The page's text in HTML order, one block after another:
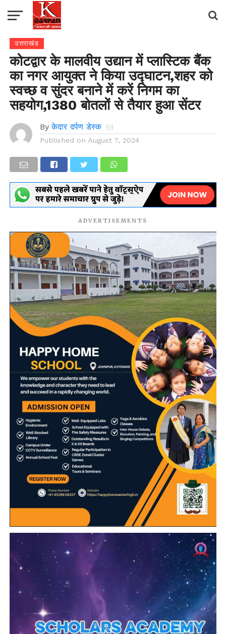
उत्तराखंड
कोटद्वार के मालवीय उद्यान में प्लास्टिक बैंक
का नगर आयुक्त ने किया उद्घाटन,शहर को
स्वच्छ व सुंदर बनाने में करें निगम का
सहयोग,1380 बोतलों से तैयार हुआ सेंटर
By केदार दर्पण डेस्क
Published on August 7, 2024
ADVERTISEMENTS